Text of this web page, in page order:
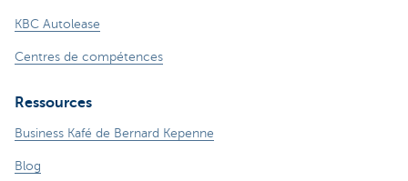
KBC Autolease
Centres de compétences
Ressources
Business Kafé de Bernard Kepenne
Blog